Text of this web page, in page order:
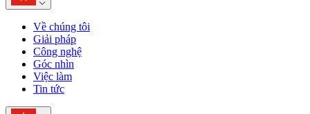
Về chúng tôi
Giải pháp
Công nghệ
Góc nhìn
Việc làm
Tin tức